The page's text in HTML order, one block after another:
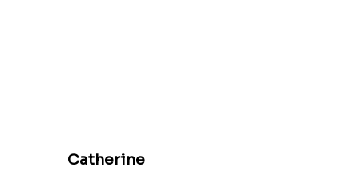
Catherine